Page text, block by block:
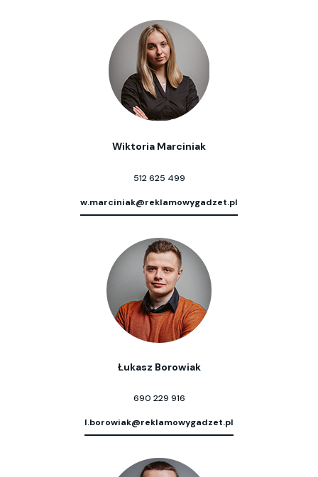
Wiktoria Marciniak
512 625 499
w.marciniak@reklamowygadzet.pl
Łukasz Borowiak
690 229 916
l.borowiak@reklamowygadzet.pl